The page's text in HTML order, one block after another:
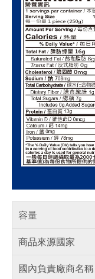
容量
商品來源國家
國內負責廠商名稱